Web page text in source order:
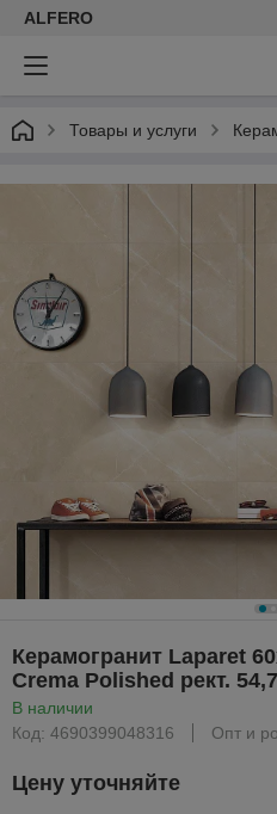
ALFERO
Товары и услуги
Керамогранит Laparet
Crema Polished рект.
В наличии
Код: 4690399048316
Опт и
Цену уточняйте